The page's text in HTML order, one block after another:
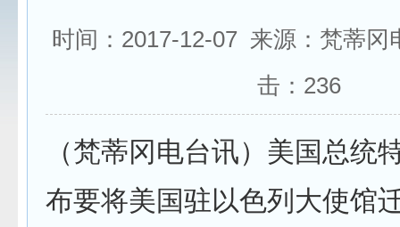
时间：2017-12-07 来源：梵蒂
击： 236
（梵蒂冈电台讯）美国总统
布要将美国驻以色列大使馆